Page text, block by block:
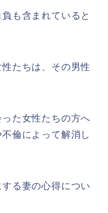
も含まれていると
たちは、その男性
た女性たちの方へ
倫によって解消し
る妻の心得につい